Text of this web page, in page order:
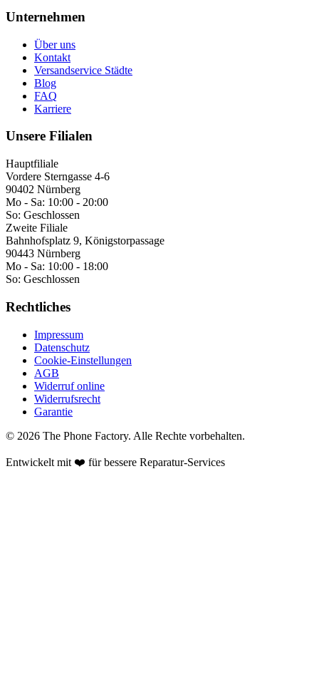
Unternehmen
Über uns
Kontakt
Versandservice Städte
Blog
FAQ
Karriere
Unsere Filialen
Hauptfiliale
Vordere Sterngasse 4-6
90402 Nürnberg
Mo - Sa: 10:00 - 20:00
So: Geschlossen
Zweite Filiale
Bahnhofsplatz 9, Königstorpassage
90443 Nürnberg
Mo - Sa: 10:00 - 18:00
So: Geschlossen
Rechtliches
Impressum
Datenschutz
Cookie-Einstellungen
AGB
Widerruf online
Widerrufsrecht
Garantie
© 2026 The Phone Factory. Alle Rechte vorbehalten.
Entwickelt mit ❤️ für bessere Reparatur-Services